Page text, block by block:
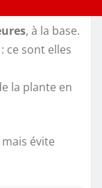
, à la base.
ce sont elles
la plante en
évite